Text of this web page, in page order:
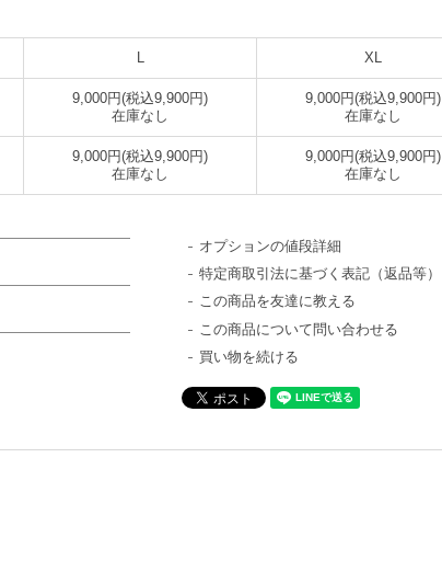
L XL
9,000円(税込9,900円)
在庫なし
9,000円(税込9,900円)
在庫なし
9,000円(税込9,900円)
在庫なし
9,000円(税込9,900円)
在庫なし
オプションの値段詳細
特定商取引法に基づく表記（返品等）
この商品を友達に教える
この商品について問い合わせる
買い物を続ける